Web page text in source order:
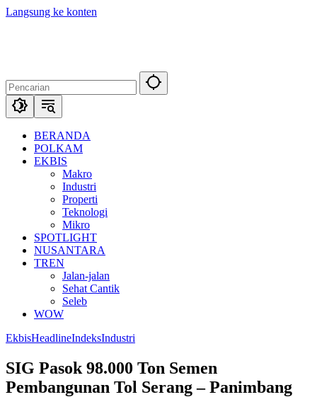
Langsung ke konten
BERANDA
POLKAM
EKBIS
Makro
Industri
Properti
Teknologi
Mikro
SPOTLIGHT
NUSANTARA
TREN
Jalan-jalan
Sehat Cantik
Seleb
WOW
EkbisHeadlineIndeksIndustri
SIG Pasok 98.000 Ton Semen
Pembangunan Tol Serang – Panimbang